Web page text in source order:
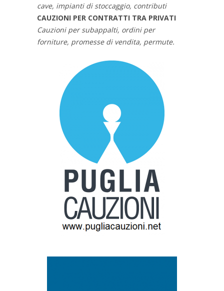
cave, impianti di stoccaggio, contributi
CAUZIONI PER CONTRATTI TRA PRIVATI
Cauzioni per subappalti, ordini per
forniture, promesse di vendita, permute.